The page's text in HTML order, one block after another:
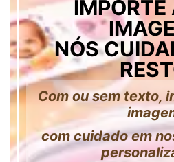
IMPORTE
NÓS
Com ou sem texto,
com cuidado em